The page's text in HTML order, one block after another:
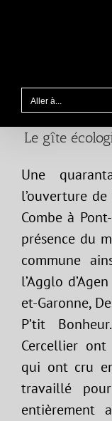
Aller à...
Le gîte
Une
l’ouverture
Combe à
présence du
commune
l’Agglo
et-Garonne,
P’tit
Cercellier
qui ont cru
travaillé
entièrement